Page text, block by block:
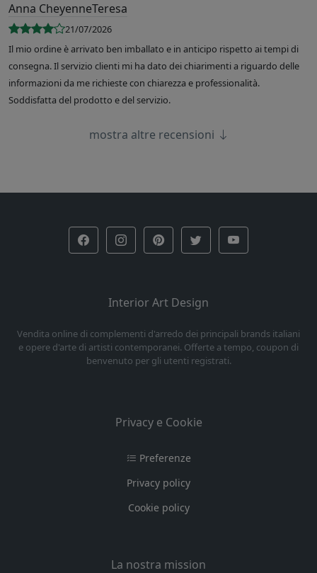
Anna CheyenneTeresa
21/07/2026
Il mio ordine è arrivato ben imballato e in anticipo rispetto ai tempi di
consegna. Il servizio clienti mi ha dato dei chiarimenti a riguardo delle
informazioni da me richieste con chiarezza e professionalità.
Soddisfatta del prodotto e del servizio.
mostra altre recensioni
Interior Art Design
Vendita online di complementi d'arredo dei principali brands italiani
e opere d'arte di artisti contemporanei. Offerte a tempo, coupon di
benvenuto per gli utenti registrati.
Privacy e Cookie
Preferenze
Privacy policy
Cookie policy
La nostra mission